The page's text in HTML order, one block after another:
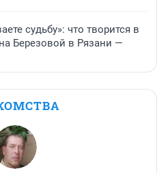
судьбу»: что творится в
Березовой в Рязани —